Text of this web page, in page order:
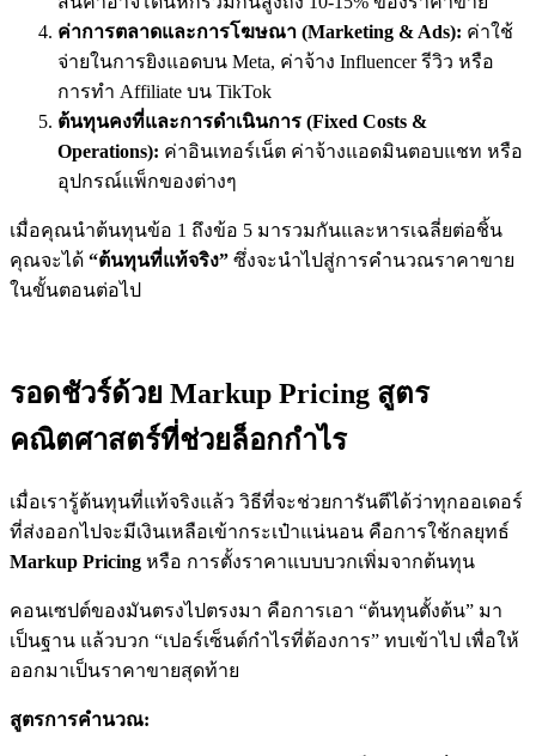
ค่าการตลาดและการโฆษณา (Marketing & Ads): ค่าใช้
จ่ายในการยิงแอดบน Meta, ค่าจ้าง Influencer รีวิว หรือ
การทำ Affiliate บน TikTok
ต้นทุนคงที่และการดำเนินการ (Fixed Costs &
Operations): ค่าอินเทอร์เน็ต ค่าจ้างแอดมินตอบแชท หรือ
อุปกรณ์แพ็กของต่างๆ
เมื่อคุณนำต้นทุนข้อ 1 ถึงข้อ 5 มารวมกันและหารเฉลี่ยต่อชิ้น
คุณจะได้ “ต้นทุนที่แท้จริง” ซึ่งจะนำไปสู่การคำนวณราคาขาย
ในขั้นตอนต่อไป
รอดชัวร์ด้วย Markup Pricing สูตร
คณิตศาสตร์ที่ช่วยล็อกกำไร
เมื่อเรารู้ต้นทุนที่แท้จริงแล้ว วิธีที่จะช่วยการันตีได้ว่าทุกออเดอร์
ที่ส่งออกไปจะมีเงินเหลือเข้ากระเป๋าแน่นอน คือการใช้กลยุทธ์
Markup Pricing หรือ การตั้งราคาแบบบวกเพิ่มจากต้นทุน
คอนเซปต์ของมันตรงไปตรงมา คือการเอา “ต้นทุนตั้งต้น” มา
เป็นฐาน แล้วบวก “เปอร์เซ็นต์กำไรที่ต้องการ” ทบเข้าไป เพื่อให้
ออกมาเป็นราคาขายสุดท้าย
สูตรการคำนวณ: